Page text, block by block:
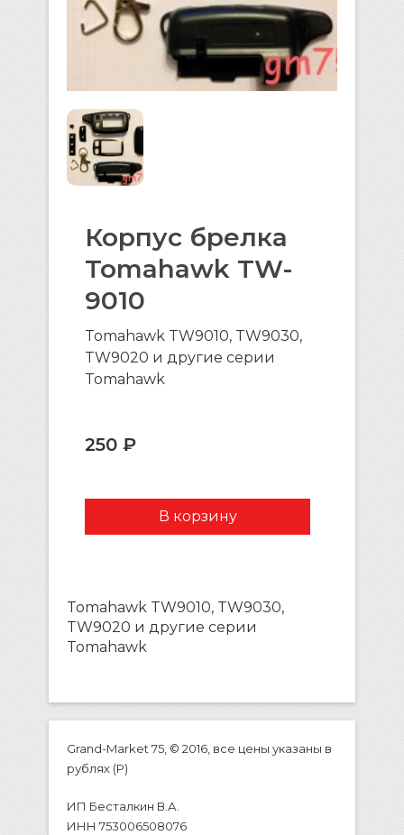
Корпус брелка
Tomahawk TW-
9010
Tomahawk TW9010, TW9030,
TW9020 и другие серии
Tomahawk
250 ₽
Tomahawk TW9010, TW9030,
TW9020 и другие серии
Tomahawk
Grand-Market 75, © 2016, все цены указаны в
рублях (P)
ИП Бесталкин В.А.
ИНН 753006508076